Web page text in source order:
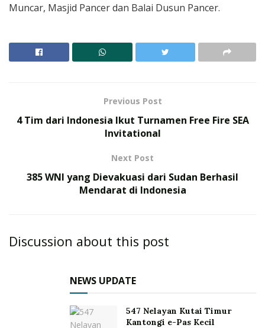
Muncar, Masjid Pancer dan Balai Dusun Pancer.
Previous Post
4 Tim dari Indonesia Ikut Turnamen Free Fire SEA
Invitational
Next Post
385 WNI yang Dievakuasi dari Sudan Berhasil
Mendarat di Indonesia
Discussion about this post
NEWS UPDATE
547 Nelayan Kutai Timur
Kantongi e-Pas Kecil